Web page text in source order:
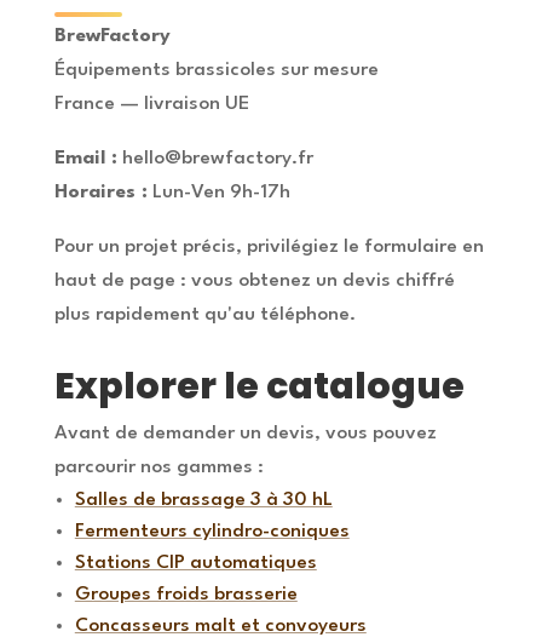
BrewFactory
Équipements brassicoles sur mesure
France — livraison UE
Email : hello@brewfactory.fr
Horaires : Lun-Ven 9h-17h
Pour un projet précis, privilégiez le formulaire en
haut de page : vous obtenez un devis chiffré
plus rapidement qu'au téléphone.
Explorer le catalogue
Avant de demander un devis, vous pouvez
parcourir nos gammes :
Salles de brassage 3 à 30 hL
Fermenteurs cylindro-coniques
Stations CIP automatiques
Groupes froids brasserie
Concasseurs malt et convoyeurs